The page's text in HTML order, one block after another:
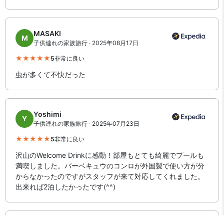
M
MASAKI
子供連れの家族旅行 · 2025年08月17日
5非常に良い
虫が多くて不快だった
Y
Yoshimi
子供連れの家族旅行 · 2025年07月23日
5非常に良い
沢山のWelcome Drinkに感動！部屋もとても綺麗でプールも
満喫しました。バーベキュウのコンロが外国製で使い方が分
からなかったのですがスタッフが来て対応してくれました。
出来れば2泊したかったです(^^)